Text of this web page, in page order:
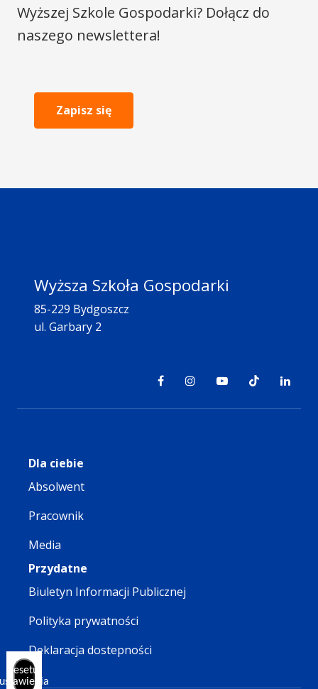
Wyższej Szkole Gospodarki? Dołącz do
naszego newslettera!
Zapisz się
Wyższa Szkoła Gospodarki
85-229 Bydgoszcz
ul. Garbary 2
Dla ciebie
Absolwent
Pracownik
Media
Przydatne
Biuletyn Informacji Publicznej
Polityka prywatności
Deklaracja dostepności
Resetuj
ustawienia